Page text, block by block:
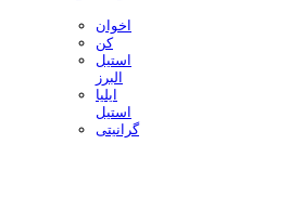
اخوان
کن
استیل
البرز
ایلیا
استیل
گرانیتی